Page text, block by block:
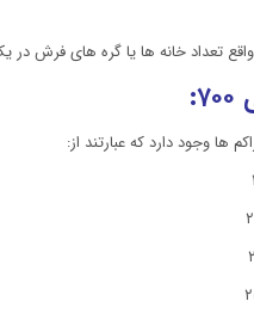
تعداد خانه ها یا گره های فرش